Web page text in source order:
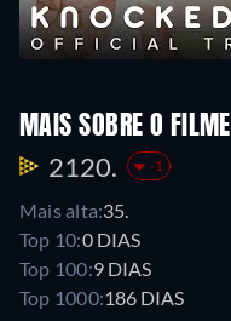
MAIS SOBRE O FILME
2120. -1
Mais alta:35.
Top 10:0 DIAS
Top 100:9 DIAS
Top 1000:186 DIAS